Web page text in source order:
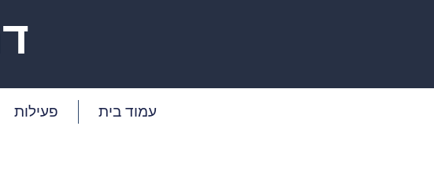
פעילות עמוד בית